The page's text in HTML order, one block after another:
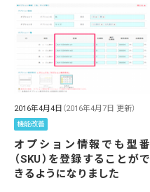
2016年4月4日 （2016年4月7日 更新）
機能改善
オプション情報でも型番
（SKU）を登録することがで
きるようになりました